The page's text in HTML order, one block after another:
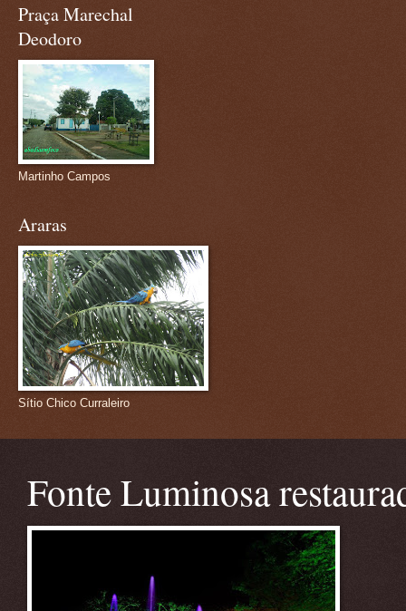
Praça Marechal
Deodoro
Martinho Campos
Araras
Sítio Chico Curraleiro
Fonte Luminosa